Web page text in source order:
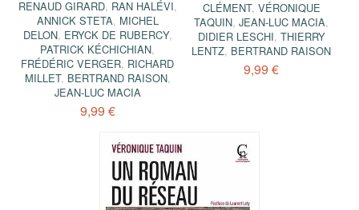
RENAUD GIRARD, RAN HALÉVI,
ANNICK STETA, MICHEL
DELON, ERYCK DE RUBERCY,
PATRICK KÉCHICHIAN,
FRÉDÉRIC VERGER, RICHARD
MILLET, BERTRAND RAISON,
JEAN-LUC MACIA
9,99 €
CLÉMENT, VÉRONIQUE
TAQUIN,JEAN-LUC MACIA,
DIDIER LESCHI, THIERRY
LENTZ, BERTRAND RAISON
9,99 €